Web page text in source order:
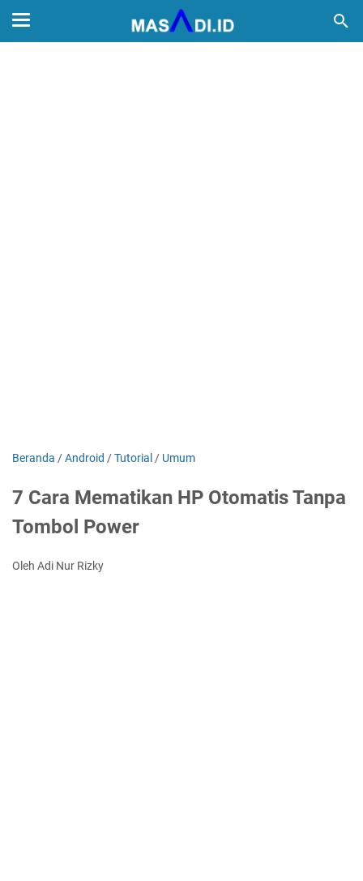
Beranda /Android /Tutorial / Umum
7 Cara Mematikan HP Otomatis Tanpa
Tombol Power
Oleh Adi Nur Rizky